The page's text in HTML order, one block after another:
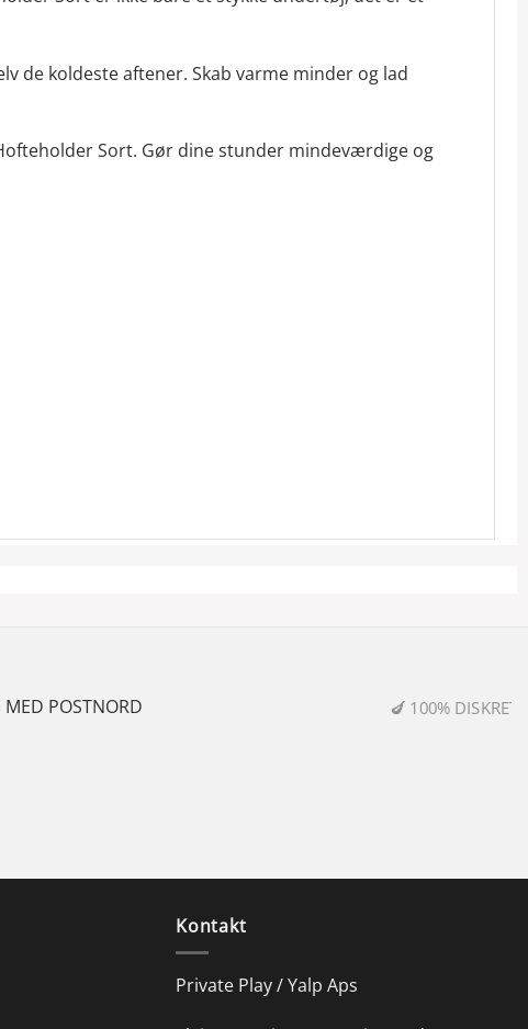
de koldeste aftener. Skab varme minder og lad
Sort. Gør dine stunder mindeværdige og
100% DISKRETION & SIKKER HANDEL
Kontakt
Private Play / Yalp Aps